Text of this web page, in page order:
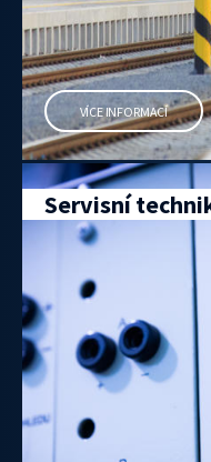
VÍCE INFORMACÍ
Servisní